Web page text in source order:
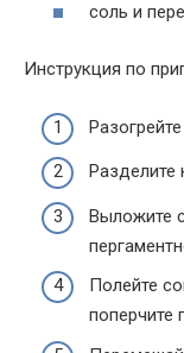
соль и
Инструкция по
Разделите
Выложите
Полейте
поперчите